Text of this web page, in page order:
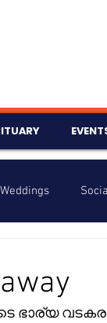
Weddings
ഭാര്യ